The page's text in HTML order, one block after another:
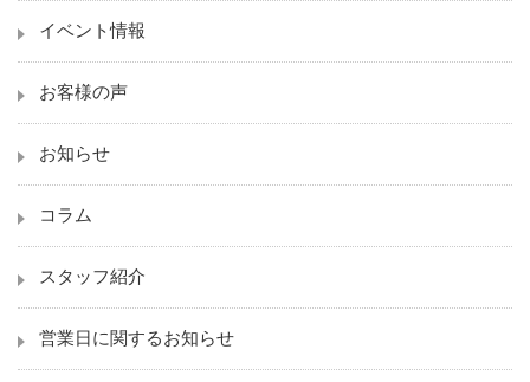
イベント情報
お客様の声
お知らせ
コラム
スタッフ紹介
営業日に関するお知らせ